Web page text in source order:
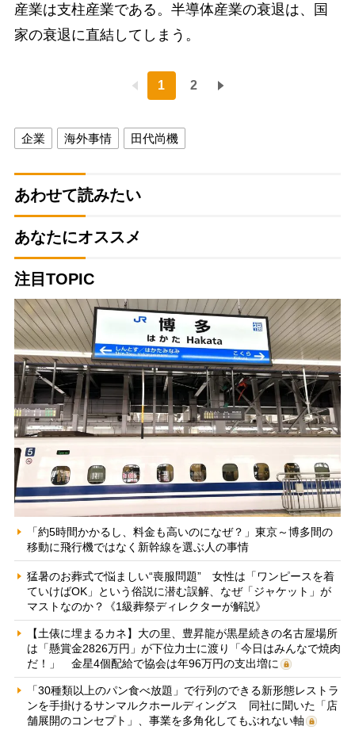
産業は支柱産業である。半導体産業の衰退は、国
家の衰退に直結してしまう。
1 2
企業 海外事情 田代尚機
あわせて読みたい
あなたにオススメ
注目TOPIC
「約5時間かかるし、料金も高いのになぜ？」東京～博多間の
移動に飛行機ではなく新幹線を選ぶ人の事情
猛暑のお葬式で悩ましい“喪服問題” 女性は「ワンピースを着
ていけばOK」という俗説に潜む誤解、なぜ「ジャケット」が
マストなのか？《1級葬祭ディレクターが解説》
【土俵に埋まるカネ】大の里、豊昇龍が黒星続きの名古屋場所
は「懸賞金2826万円」が下位力士に渡り「今日はみんなで焼肉
だ！」 金星4個配給で協会は年96万円の支出増に
「30種類以上のパン食べ放題」で行列のできる新形態レストラ
ンを手掛けるサンマルクホールディングス 同社に聞いた「店
舗展開のコンセプト」、事業を多角化してもぶれない軸